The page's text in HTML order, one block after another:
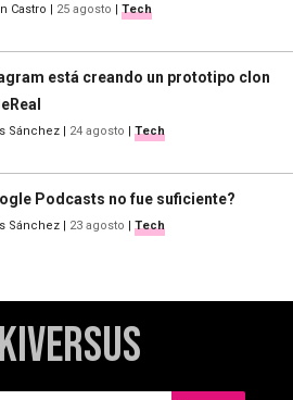
Castro | 25 agosto | Tech
está creando un prototipo clon
Sánchez | 24 agosto | Tech
Podcasts no fue suficiente?
Sánchez | 23 agosto | Tech